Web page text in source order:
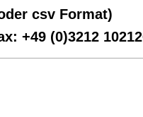
csv Format)
+49 (0)3212